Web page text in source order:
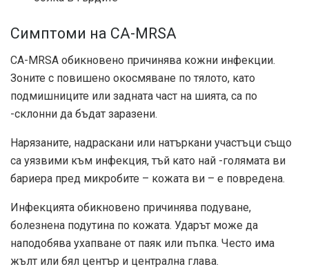
Симптоми на CA-MRSA
CA-MRSA обикновено причинява кожни инфекции.
Зоните с повишено окосмяване по тялото, като
подмишниците или задната част на шията, са по
-склонни да бъдат заразени.
Нарязаните, надраскани или натъркани участъци също
са уязвими към инфекция, тъй като най -голямата ви
бариера пред микробите – кожата ви – е повредена.
Инфекцията обикновено причинява подуване,
болезнена подутина по кожата. Ударът може да
наподобява ухапване от паяк или пъпка. Често има
жълт или бял център и централна глава.